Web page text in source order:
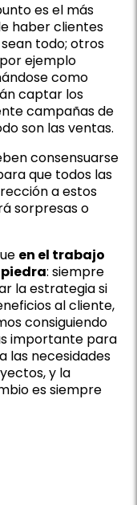
es el más
haber clientes
todo; otros
ejemplo
como
captar los
campañas de
son las ventas.
consensuarse
que todos las
a estos
sorpresas o
en el trabajo
piedra: siempre
la estrategia si
al cliente,
consiguiendo
importante para
las necesidades
y la
es siempre